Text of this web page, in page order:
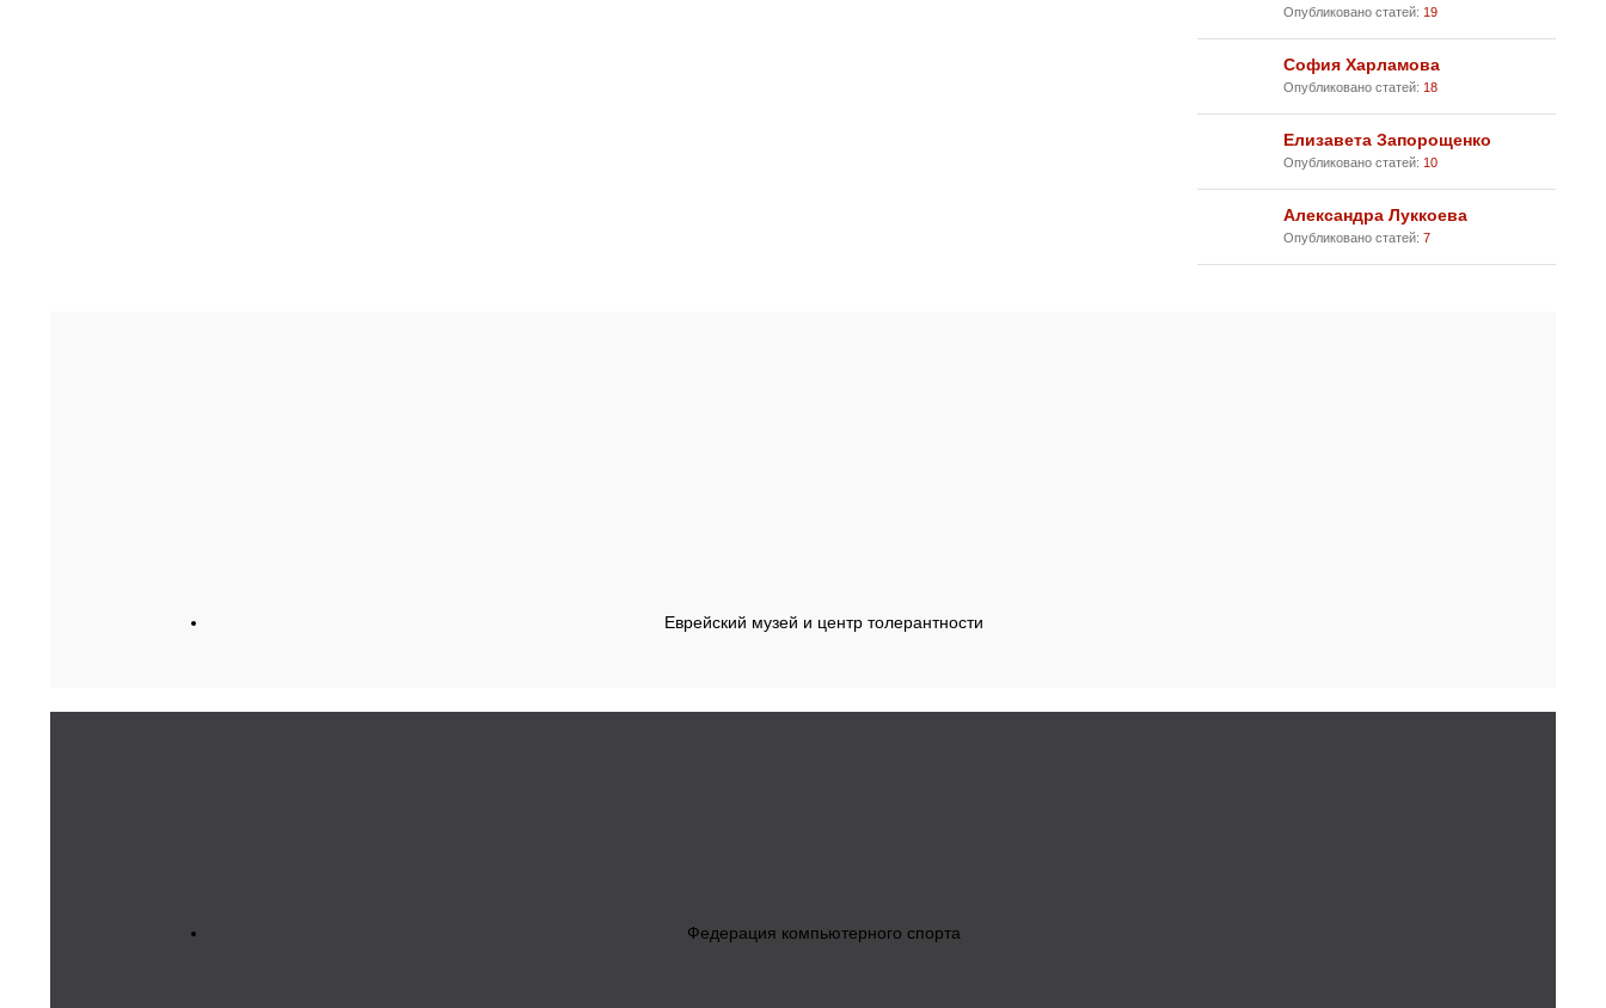
Опубликовано статей: 19
София Харламова
Опубликовано статей: 18
Елизавета Запорощенко
Опубликовано статей: 10
Александра Луккоева
Опубликовано статей: 7
Еврейский музей и центр толерантности
Федерация компьютерного спорта